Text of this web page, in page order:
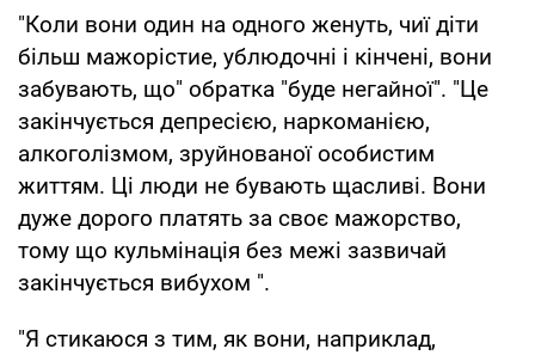
"Коли вони один на одного женуть, чиї діти
більш мажорістие, ублюдочні і кінчені, вони
забувають, що" обратка "буде негайної". "Це
закінчується депресією, наркоманією,
алкоголізмом, зруйнованої особистим
життям. Ці люди не бувають щасливі. Вони
дуже дорого платять за своє мажорство,
тому що кульмінація без межі зазвичай
закінчується вибухом ".
"Я стикаюся з тим, як вони, наприклад,